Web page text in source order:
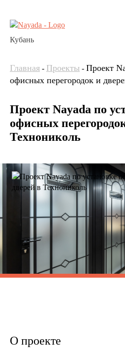
Кубань
Главная - Проекты - Проект
офисных перегородок и
Проект Nayada по
офисных
Технониколь
О проекте